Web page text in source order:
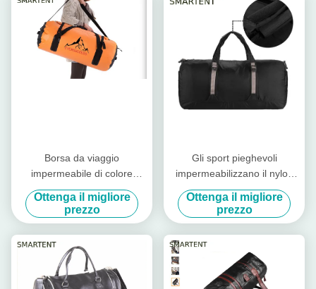
Borsa da viaggio
impermeabile di colore
arancio grande da 60L
Borsa da viaggio
impermeabile di colore
arancio grande da 60L
Borsa da viaggio sportiva da
600D Borsa da cuffia per
sport
Ottenga il migliore
prezzo
Gli sport pieghevoli
impermeabilizzano il nylon
resistente Hangbag dello
strappo dello zaino delle
borse di viaggio
Ottenga il migliore
prezzo